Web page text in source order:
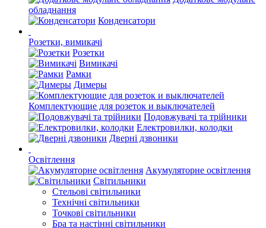
обладнання
Конденсатори
Розетки, вимикачі
Розетки
Вимикачі
Рамки
Димеры
Комплектующие для розеток и выключателей
Подовжувачі та трійники
Електровилки, колодки
Дверні дзвоники
Освітлення
Акумуляторне освітлення
Світильники
Стельові світильники
Технічні світильники
Точкові світильники
Бра та настінні світильники